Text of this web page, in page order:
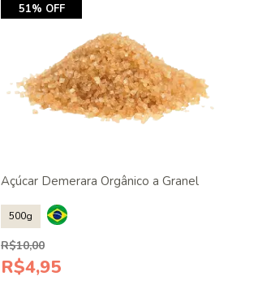
51% OFF
Açúcar Demerara Orgânico a Granel
500g
R$10,00
R$4,95